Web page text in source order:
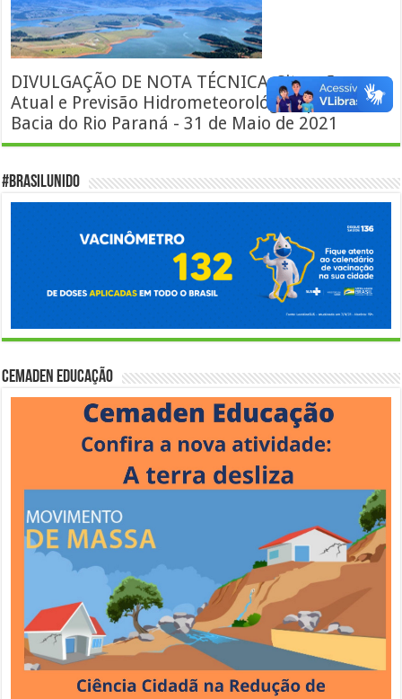
DIVULGAÇÃO DE NOTA TÉCNICA: Situação
Atual e Previsão Hidrometeorológica para a
Bacia do Rio Paraná - 31 de Maio de 2021
#BrasilUnido
Cemaden Educação